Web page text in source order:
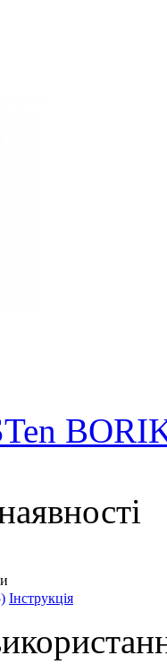
Інструкція